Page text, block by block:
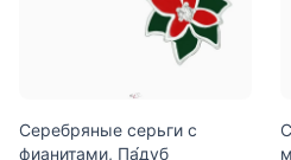
Серебряные серьги с
фианитами, Па́дуб